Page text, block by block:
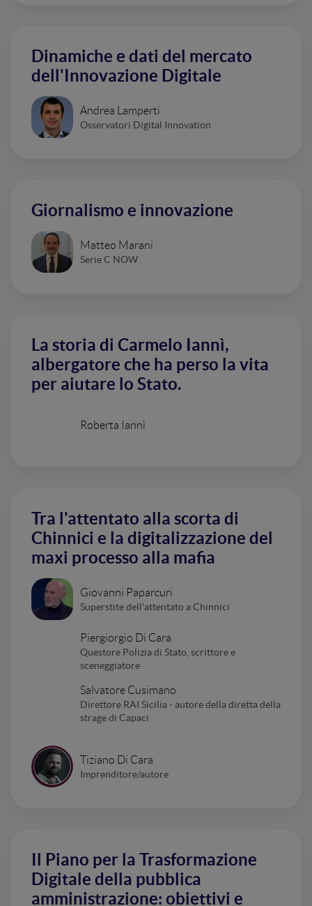
Dinamiche e dati del mercato
dell'Innovazione Digitale
Andrea Lamperti
Osservatori Digital Innovation
Giornalismo e innovazione
Matteo Marani
Serie C NOW
La storia di Carmelo Iannì,
albergatore che ha perso la vita
per aiutare lo Stato.
Roberta Iannì
Tra l'attentato alla scorta di
Chinnici e la digitalizzazione del
maxi processo alla mafia
Giovanni Paparcuri
Superstite dell'attentato a Chinnici
Piergiorgio Di Cara
Questore Polizia di Stato, scrittore e
sceneggiatore
Salvatore Cusimano
Direttore RAI Sicilia - autore della diretta della
strage di Capaci
Tiziano Di Cara
Imprenditore/autore
Il Piano per la Trasformazione
Digitale della pubblica
amministrazione: obiettivi e